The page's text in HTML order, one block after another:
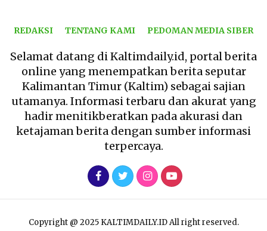
REDAKSI TENTANG KAMI PEDOMAN MEDIA SIBER
Selamat datang di Kaltimdaily.id, portal berita
online yang menempatkan berita seputar
Kalimantan Timur (Kaltim) sebagai sajian
utamanya. Informasi terbaru dan akurat yang
hadir menitikberatkan pada akurasi dan
ketajaman berita dengan sumber informasi
terpercaya.
Copyright @ 2025 KALTIMDAILY.ID All right reserved.